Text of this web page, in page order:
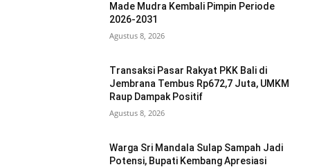
Made Mudra Kembali Pimpin Periode
2026-2031
Agustus 8, 2026
Transaksi Pasar Rakyat PKK Bali di
Jembrana Tembus Rp672,7 Juta, UMKM
Raup Dampak Positif
Agustus 8, 2026
Warga Sri Mandala Sulap Sampah Jadi
Potensi, Bupati Kembang Apresiasi